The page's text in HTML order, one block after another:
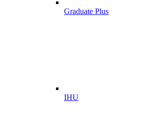
Graduate Plus
IHU